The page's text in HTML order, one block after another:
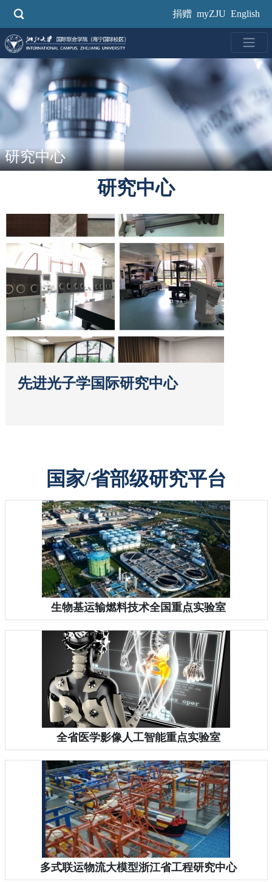
内
捐赠 myZJU English
研究中心
研究中心
先进光子学国际研究中心
国家/省部级研究平台
生物基运输燃料技术全国重点实验室
全省医学影像人工智能重点实验室
多式联运物流大模型浙江省工程研究中心